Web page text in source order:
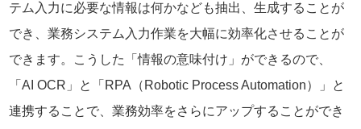
テム入力に必要な情報は何かなども抽出、生成することが
でき、業務システム入力作業を大幅に効率化させることが
できます。こうした「情報の意味付け」ができるので、
「AI OCR」と「RPA（Robotic Process Automation）」と
連携することで、業務効率をさらにアップすることができ